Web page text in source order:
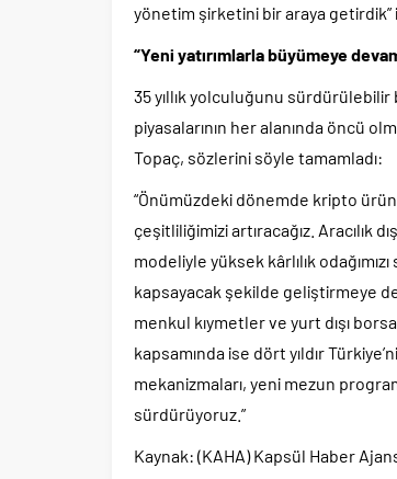
yönetim şirketini bir araya getirdik”
“Yeni yatırımlarla büyümeye
35 yıllık yolculuğunu sürdürülebilir
piyasalarının her alanında öncü
Topaç, sözlerini söyle tamamladı:
“Önümüzdeki dönemde kripto
çeşitliliğimizi artıracağız. Aracılık
modeliyle yüksek kârlılık
kapsayacak şekilde geliştirmeye
menkul kıymetler ve yurt dışı
kapsamında ise dört yıldır
mekanizmaları, yeni mezun
sürdürüyoruz.”
Kaynak: (KAHA) Kapsül Haber